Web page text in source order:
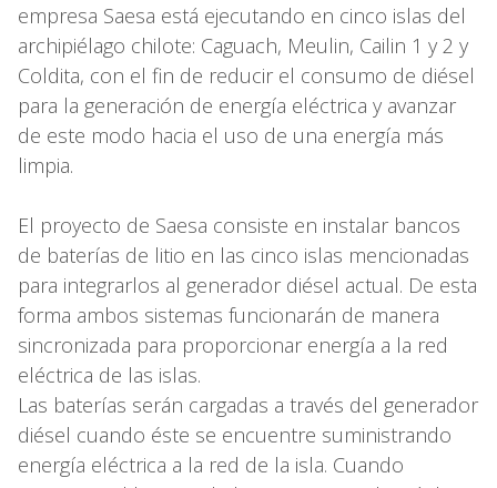
empresa Saesa está ejecutando en cinco islas del
archipiélago chilote: Caguach, Meulin, Cailin 1 y 2 y
Coldita, con el fin de reducir el consumo de diésel
para la generación de energía eléctrica y avanzar
de este modo hacia el uso de una energía más
limpia.
El proyecto de Saesa consiste en instalar bancos
de baterías de litio en las cinco islas mencionadas
para integrarlos al generador diésel actual. De esta
forma ambos sistemas funcionarán de manera
sincronizada para proporcionar energía a la red
eléctrica de las islas.
Las baterías serán cargadas a través del generador
diésel cuando éste se encuentre suministrando
energía eléctrica a la red de la isla. Cuando